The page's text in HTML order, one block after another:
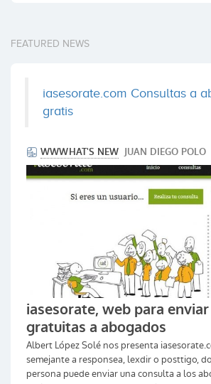
FEATURED NEWS
iasesorate.com Consultas a
gratis